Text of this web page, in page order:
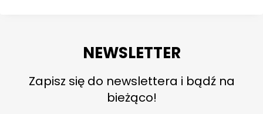
NEWSLETTER
Zapisz się do newslettera i bądź na
bieżąco!